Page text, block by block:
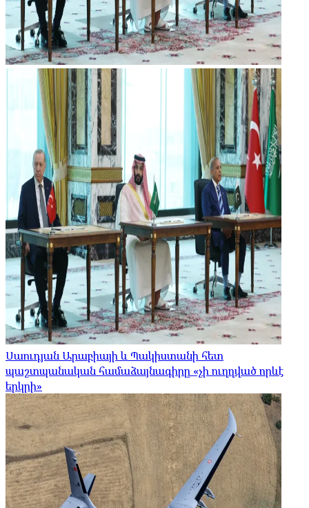
Սաուդյան Արաբիայի և Պակիստանի հետ
պաշտպանական համաձայնագիրը «չի ուղղված որևէ
երկրի»